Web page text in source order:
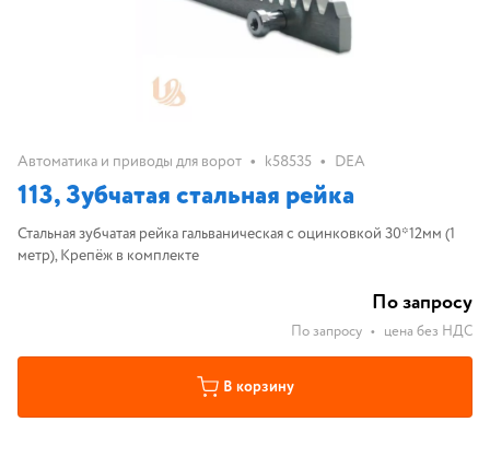
Автоматика и приводы для ворот • k58535 • DEA
113, Зубчатая стальная рейка
Стальная зубчатая рейка гальваническая с оцинковкой 30*12мм (1
метр), Крепёж в комплекте
По запросу
По запросу • цена без НДС
В корзину